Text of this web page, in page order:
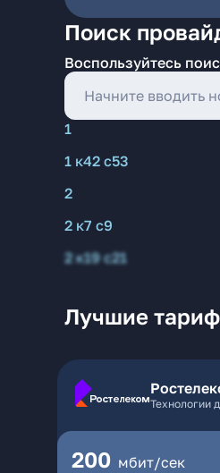
Поиск
Воспользуйтесь
1
1 к42 с53
2
2 к7 с9
2 к19 с21
Лучшие
Технологии
200 мбит/сек